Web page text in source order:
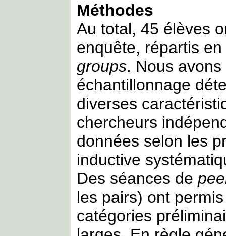
Méthodes
Au total, 45 élèves
enquête, répartis
groups. Nous
échantillonnage
diverses
chercheurs
données selon les
inductive
Des séances de
les pairs) ont
catégories